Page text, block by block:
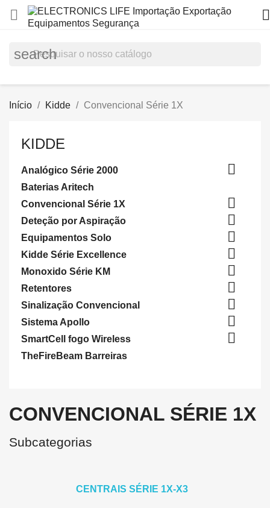
 
search
Início Kidde Convencional Série 1X
KIDDE
Analógico Série 2000 
Baterias Aritech
Convencional Série 1X

Deteção por Aspiração 
Equipamentos Solo 
Kidde Série Excellence 
Monoxido Série KM 
Retentores 
Sinalização Convencional 
Sistema Apollo 
SmartCell fogo Wireless 
TheFireBeam Barreiras
CONVENCIONAL SÉRIE 1X
Subcategorias
CENTRAIS SÉRIE 1X-X3